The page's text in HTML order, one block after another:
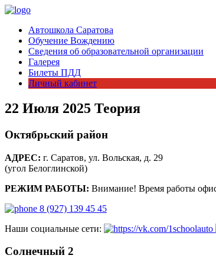
Автошкола Саратова
Обучение Вождению
Сведения об образовательной организации
Галерея
Билеты ПДД
Личный кабинет
22 Июля 2025 Теория
Октябрьский район
АДРЕС: г. Саратов, ул. Вольская, д. 29
(угол Белоглинской)
РЕЖИМ РАБОТЫ: Внимание! Время работы
8 (927) 139 45 45
Наши социальные сети:
Солнечный 2